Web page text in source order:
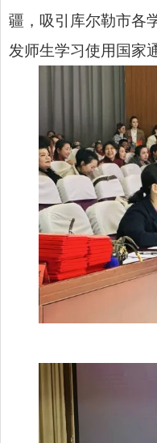
疆，吸引库尔勒市各
发师生学习使用国家